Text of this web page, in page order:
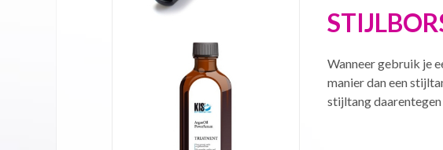
Wanneer gebruik je
manier dan een
stijltang